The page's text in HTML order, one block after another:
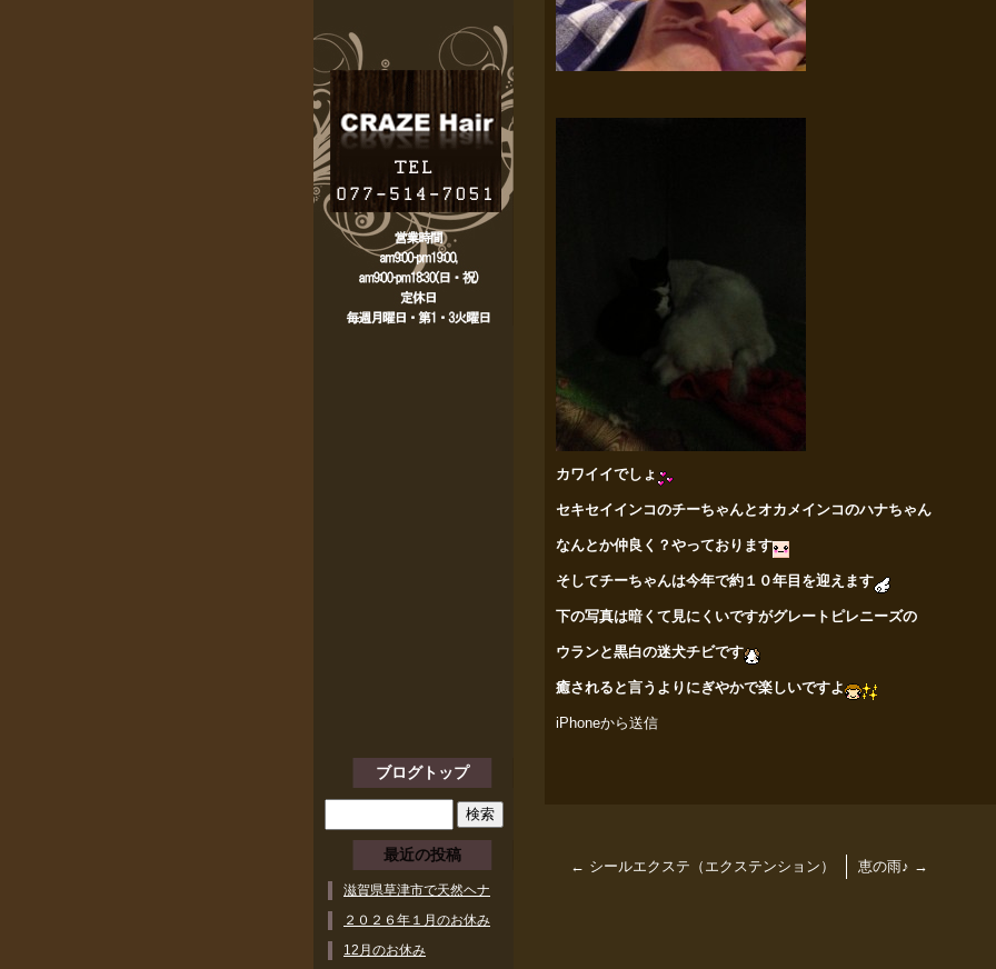
カワイイでしょ
セキセイインコのチーちゃんとオカメインコのハナちゃん
なんとか仲良く？やっております
そしてチーちゃんは今年で約１０年目を迎えます
下の写真は暗くて見にくいですがグレートピレニーズの
ウランと黒白の迷犬チビです
癒されると言うよりにぎやかで楽しいですよ
iPhoneから送信
← シールエクステ（エクステンション） 恵の雨♪ →
ブログトップ
最近の投稿
滋賀県草津市で天然ヘナ
２０２６年１月のお休み
12月のお休み